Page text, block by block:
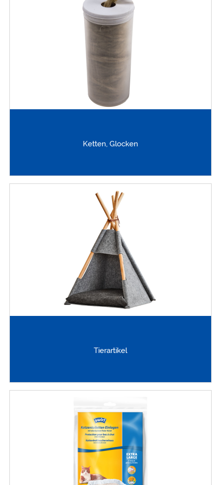
Ketten, Glocken
Tierartikel